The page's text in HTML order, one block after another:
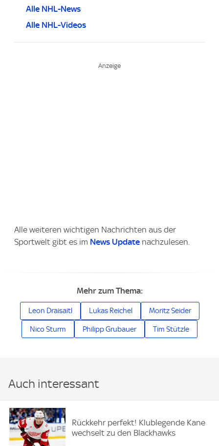
Alle NHL-News
Alle NHL-Videos
Alle weiteren wichtigen Nachrichten aus der
Sportwelt gibt es im News Update nachzulesen.
Mehr zum Thema:
Leon Draisaitl Lukas Reichel Moritz Seider
Nico Sturm Philipp Grubauer Tim Stützle
Auch interessant
Rückkehr perfekt! Klublegende Kane
wechselt zu den Blackhawks